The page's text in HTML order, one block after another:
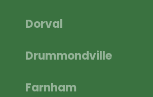
Dorval
Drummondville
Farnham